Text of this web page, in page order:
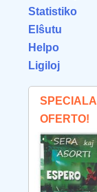
Statistiko
Elŝutu
Helpo
Ligiloj
SPECIALA
OFERTO!